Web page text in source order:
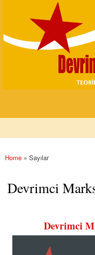
Marksizm
You are here
Home » Sayılar
Devrimci
Devrimci